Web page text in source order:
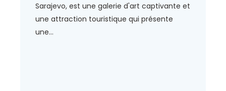
Sarajevo, est une galerie d'art captivante et
une attraction touristique qui présente
une...